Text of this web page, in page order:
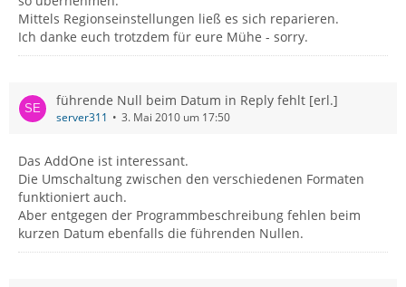
Mittels Regionseinstellungen ließ es sich reparieren.
Ich danke euch trotzdem für eure Mühe - sorry.
führende Null beim Datum in Reply fehlt [erl.]
server311 3. Mai 2010 um 17:50
Das AddOne ist interessant.
Die Umschaltung zwischen den verschiedenen Formaten
funktioniert auch.
Aber entgegen der Programmbeschreibung fehlen beim
kurzen Datum ebenfalls die führenden Nullen.